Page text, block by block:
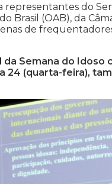
representantes do
Brasil (OAB), da
de
Semana do Idoso
24 (quarta-feira),